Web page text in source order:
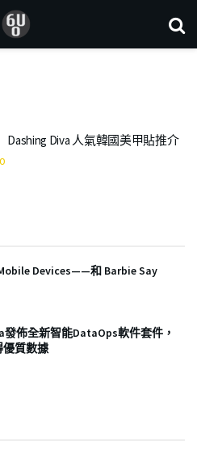
Dashing Diva 人氣韓國美甲貼推介
Devices——和 Barbie Say
佈全新智能DataOps軟件套件，
優質數據